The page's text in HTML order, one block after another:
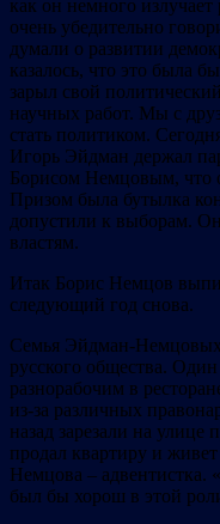
как он немного
очень убедительно
думали о развитии
казалось, что это была
зарыл свой
научных работ. Мы с
стать политиком.
Игорь Эйдман держал
Борисом Немцовым, что
Призом была бутылка
допустили к выборам.
властям.
Итак Борис Немцов
следующий год снова.
Семья Эйдман-
русского общества.
разнорабочим в
из-за различных
назад зарезали на
продал квартиру и
Немцова – адвентистка.
был бы хорош в этой